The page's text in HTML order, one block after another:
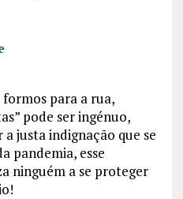
formos para a rua,
pode ser ingénuo,
justa indignação que se
pandemia, esse
ninguém a se proteger